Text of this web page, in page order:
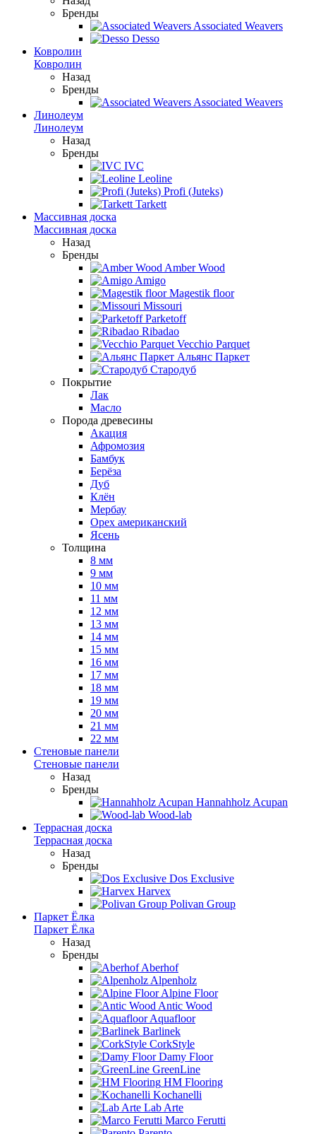
Бренды
Associated Weavers
Desso
Ковролин
Ковролин
Назад
Бренды
Associated Weavers
Линолеум
Линолеум
Назад
Бренды
IVC
Leoline
Profi (Juteks)
Tarkett
Массивная доска
Массивная доска
Назад
Бренды
Amber Wood
Amigo
Magestik floor
Missouri
Parketoff
Ribadao
Vecchio Parquet
Альянс Паркет
Стародуб
Покрытие
Лак
Масло
Порода древесины
Акация
Афромозия
Бамбук
Берёза
Дуб
Клён
Мербау
Орех американский
Ясень
Толщина
8 мм
9 мм
10 мм
11 мм
12 мм
13 мм
14 мм
15 мм
16 мм
17 мм
18 мм
19 мм
20 мм
21 мм
22 мм
Стеновые панели
Стеновые панели
Назад
Бренды
Hannahholz Acupan
Wood-lab
Террасная доска
Террасная доска
Назад
Бренды
Dos Exclusive
Harvex
Polivan Group
Паркет Ёлка
Паркет Ёлка
Назад
Бренды
Aberhof
Alpenholz
Alpine Floor
Antic Wood
Aquafloor
Barlinek
CorkStyle
Damy Floor
GreenLine
HM Flooring
Kochanelli
Lab Arte
Marco Ferutti